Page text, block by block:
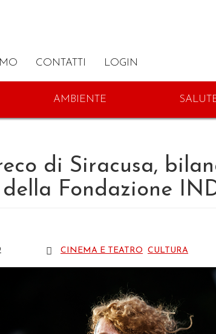
CONTATTI LOGIN
AMBIENTE
di Siracusa,
della Fondazione
CINEMA E TEATRO CULTURA